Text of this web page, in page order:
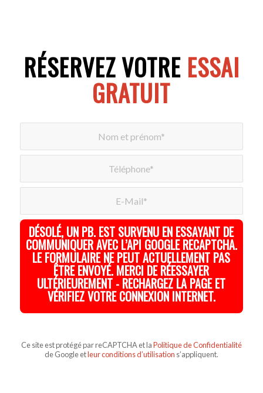
RÉSERVEZ VOTRE ESSAI
GRATUIT
DÉSOLÉ, UN PB. EST SURVENU EN ESSAYANT DE
COMMUNIQUER AVEC L’API GOOGLE RECAPTCHA.
LE FORMULAIRE NE PEUT ACTUELLEMENT PAS
ÊTRE ENVOYÉ. MERCI DE RÉESSAYER
ULTÉRIEUREMENT - RECHARGEZ LA PAGE ET
VÉRIFIEZ VOTRE CONNEXION INTERNET.
Ce site est protégé par reCAPTCHA et laPolitique de Confidentialité
de Google etleur conditions d’utilisation s’appliquent.